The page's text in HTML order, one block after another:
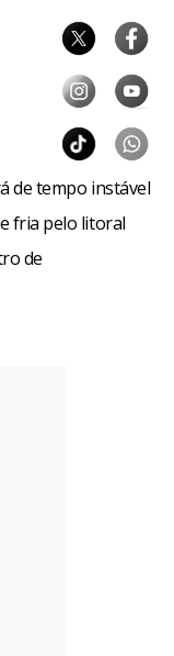
de tempo instável
fria pelo litoral
de